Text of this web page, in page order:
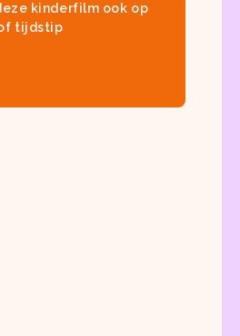
kinderfilm ook op
tijdstip